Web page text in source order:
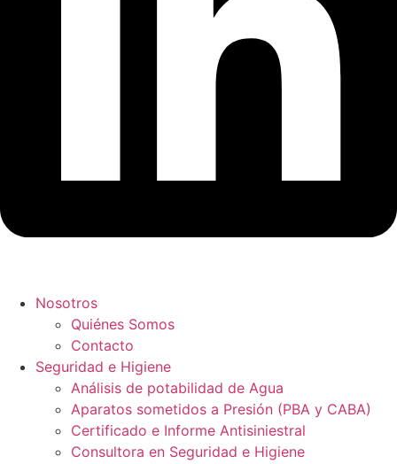
Nosotros
Quiénes Somos
Contacto
Seguridad e Higiene
Análisis de potabilidad de Agua
Aparatos sometidos a Presión (PBA y CABA)
Certificado e Informe Antisiniestral
Consultora en Seguridad e Higiene